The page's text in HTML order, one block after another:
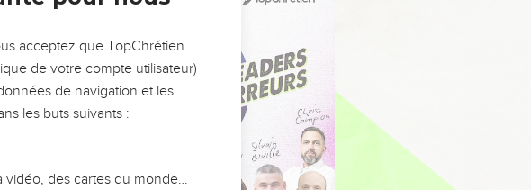
acceptez que TopChrétien
de votre compte utilisateur)
de navigation et les
les buts suivants :
vidéo, des cartes du monde…